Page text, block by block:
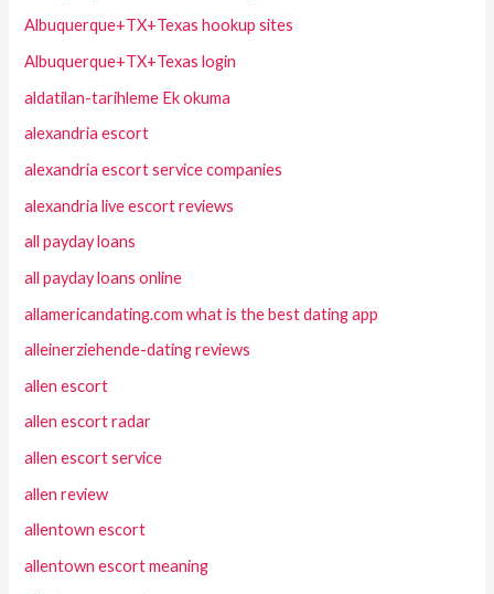
Albuquerque+TX+Texas hookup sites
Albuquerque+TX+Texas login
aldatilan-tarihleme Ek okuma
alexandria escort
alexandria escort service companies
alexandria live escort reviews
all payday loans
all payday loans online
allamericandating.com what is the best dating app
alleinerziehende-dating reviews
allen escort
allen escort radar
allen escort service
allen review
allentown escort
allentown escort meaning